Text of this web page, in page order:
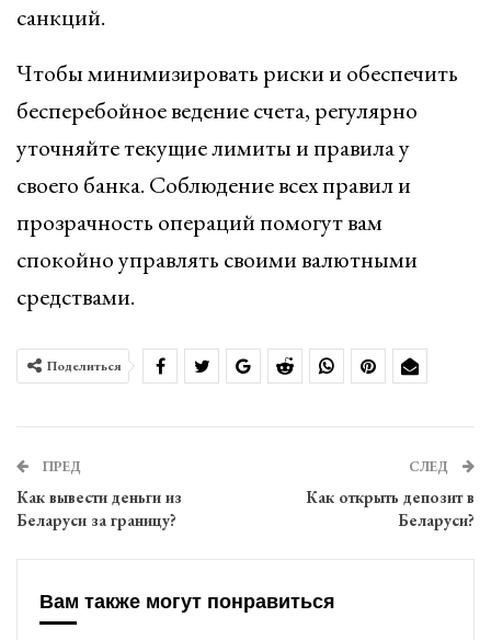
санкций.
Чтобы минимизировать риски и обеспечить
бесперебойное ведение счета, регулярно
уточняйте текущие лимиты и правила у
своего банка. Соблюдение всех правил и
прозрачность операций помогут вам
спокойно управлять своими валютными
средствами.
Поделиться
ПРЕД
Как вывести деньги из
Беларуси за границу?
СЛЕД
Как открыть депозит в
Беларуси?
Вам также могут понравиться